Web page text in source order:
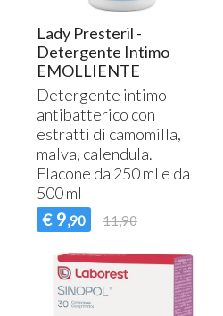
Lady Presteril -
Detergente Intimo
EMOLLIENTE
Detergente intimo
antibatterico con
estratti di camomilla,
malva, calendula.
Flacone da 250 ml e da
500 ml
€ 9,90 11,90